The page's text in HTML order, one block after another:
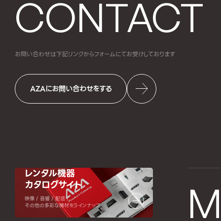
CONTACT
お問い合わせは下記リンクからフォームにてお受けしております
AZAにお問い合わせをする
レンタル機器
カタログサイト
映像 / 音響 / 配信 /
その他の多彩な機材をラインナップ